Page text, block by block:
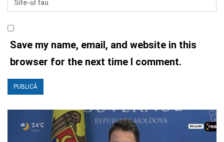
Save my name, email, and website in this
browser for the next time I comment.